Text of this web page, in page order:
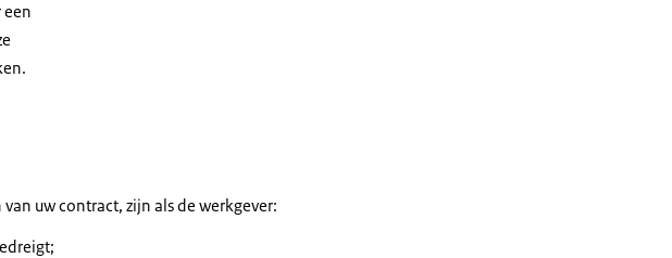
een
uw contract, zijn als de werkgever: